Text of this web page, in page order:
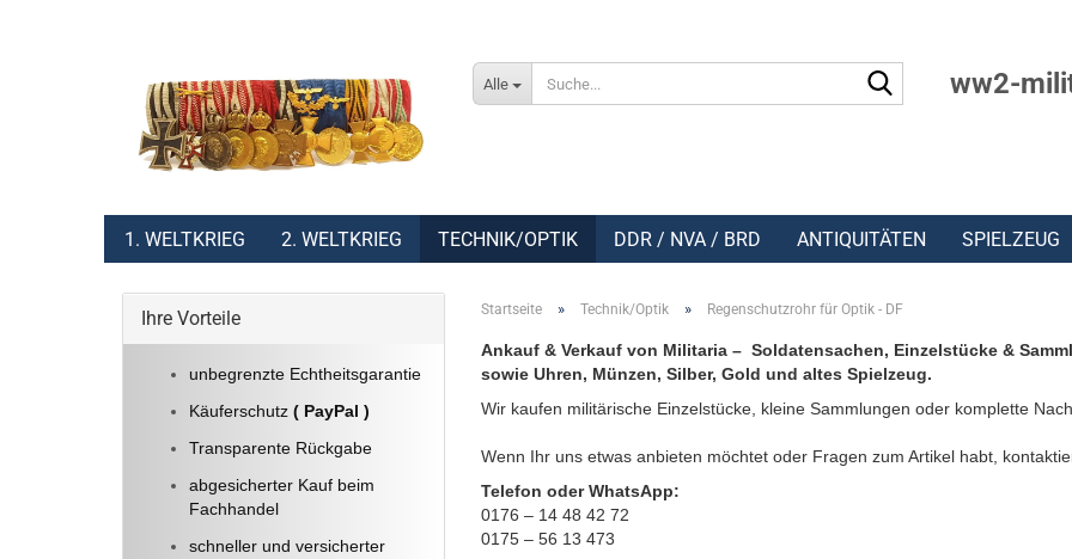
Alle ww2-
1. WELTKRIEG 2. WELTKRIEG TECHNIK/OPTIK DDR / NVA / BRD ANTIQUITÄTEN SPIELZEUG
Startseite » Technik/Optik » Regenschutzrohr für Optik - DF
Ankauf & Verkauf von Militaria – Soldatensachen, Einzelstücke &
sowie Uhren, Münzen, Silber, Gold und altes Spielzeug.
Wir kaufen militärische Einzelstücke, kleine Sammlungen oder komplette
Wenn Ihr uns etwas anbieten möchtet oder Fragen zum Artikel habt,
Telefon oder WhatsApp:
0176 – 14 48 42 72
0175 – 56 13 473
Ihre Vorteile
unbegrenzte Echtheitsgarantie
Käuferschutz ( PayPal )
Transparente Rückgabe
abgesicherter Kauf beim
Fachhandel
schneller und versicherter